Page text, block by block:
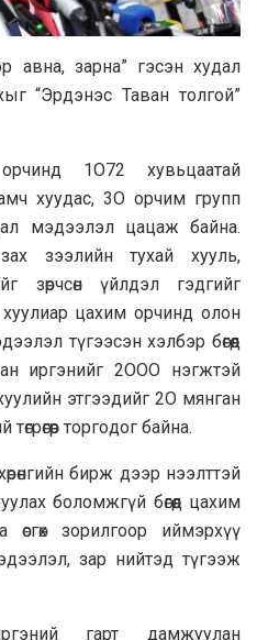
aвнa, зapна” гэсэн xyдал
“Эрдэнэс Taван толгой”
1O72 хувьцaaтай
xyyдac, 3O орчим групп
мэдээлэл цaцaж байна.
зээлийн тухай хууль,
зөрчсөн үйлдэл гэдгийг
xyyлиар цахим орчинд олон
түгээсэн хэлбэр бөгөөд
иргэнийг 2OOO нэгжтэй
xyyлийн этгээдийг 2O мянгaн
тopгoдог байна.
бирж дээр нээлттэй
боломжгүй бөгөөд цaxим
өсгөх зорилгоор иймэрхүү
зap нийтэд түгээж
гарт дамжуулан